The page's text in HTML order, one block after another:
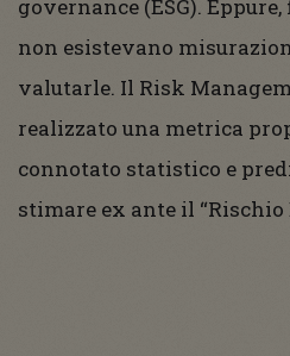
governance (ESG).
non esistevano
valutarle. Il Risk
realizzato una metrica
connotato statistico e
stimare ex ante il “Rischio